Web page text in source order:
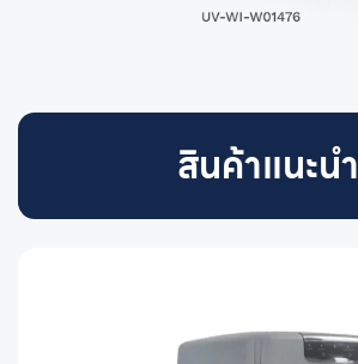
สินค้าแนะนำ